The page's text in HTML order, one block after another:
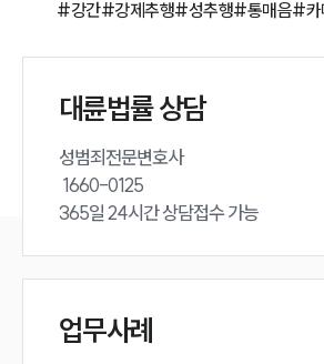
언론보도
공지사항
법률서식
뉴스레터/브로슈어
#강간#강제추행#성추행#통매음#카
대륜법률 상담
성범죄전문변호사
365일 24시간 상담접수 가능
업무사례